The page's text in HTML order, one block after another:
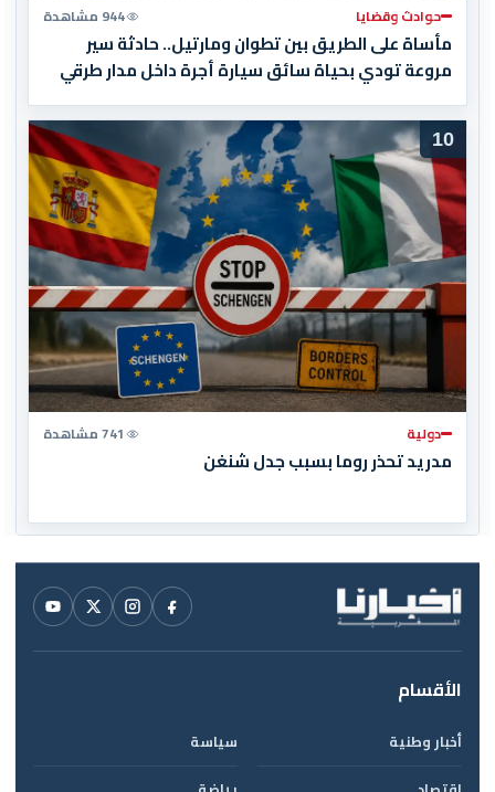
حوادث وقضايا 944 مشاهدة
مأساة على الطريق بين تطوان ومارتيل.. حادثة سير
مروعة تودي بحياة سائق سيارة أجرة داخل مدار طرقي
10
دولية 741 مشاهدة
مدريد تحذر روما بسبب جدل شنغن
الأقسام
أخبار وطنية
سياسة